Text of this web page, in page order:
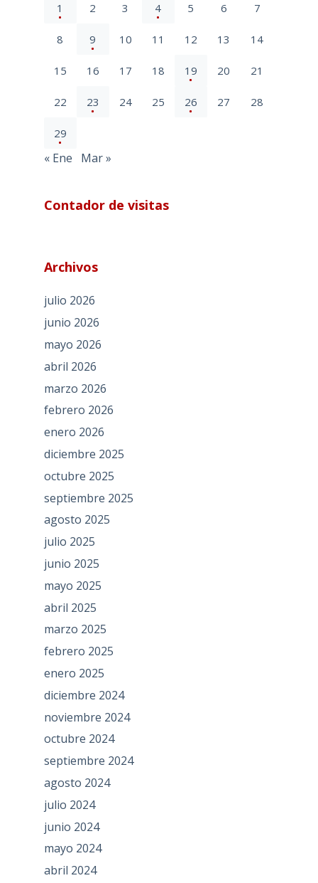
1 2 3 4 5 6 7
8 9 10 11 12 13 14
15 16 17 18 19 20 21
22 23 24 25 26 27 28
29
« Ene Mar »
Contador de visitas
Archivos
julio 2026
junio 2026
mayo 2026
abril 2026
marzo 2026
febrero 2026
enero 2026
diciembre 2025
octubre 2025
septiembre 2025
agosto 2025
julio 2025
junio 2025
mayo 2025
abril 2025
marzo 2025
febrero 2025
enero 2025
diciembre 2024
noviembre 2024
octubre 2024
septiembre 2024
agosto 2024
julio 2024
junio 2024
mayo 2024
abril 2024